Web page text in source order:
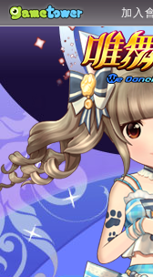
加入